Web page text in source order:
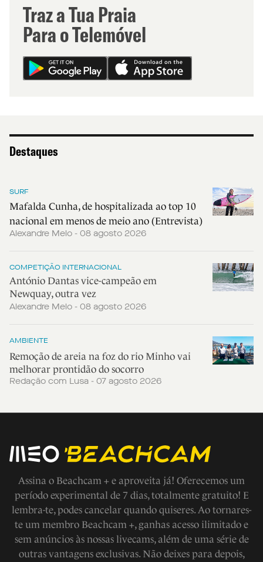
Traz a Tua Praia
Para o Telemóvel
Destaques
SURF
Mafalda Cunha, de hospitalizada ao top 10
nacional em menos de meio ano (Entrevista)
Alexandre Melo - 08 agosto 2026
COMPETIÇÃO INTERNACIONAL
António Dantas vice-campeão em
Newquay, outra vez
Alexandre Melo - 08 agosto 2026
AMBIENTE
Remoção de areia na foz do rio Minho vai
melhorar prontidão do socorro
Redação com Lusa - 07 agosto 2026
Assina o Beachcam + e aproveita já! Oferecemos um
período experimental de 7 dias, totalmente gratuito! E
lembra-te, podes cancelar quando quiseres. Ao tornares-
te um membro Beachcam +, ganhas acesso ilimitado e
sem anúncios às nossas livecams, além de uma série de
outras vantagens exclusivas. Não deixes para depois,